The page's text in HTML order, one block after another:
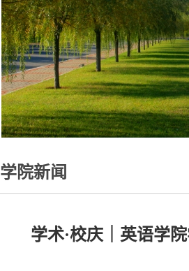
学院新闻
学术·校庆｜英语学